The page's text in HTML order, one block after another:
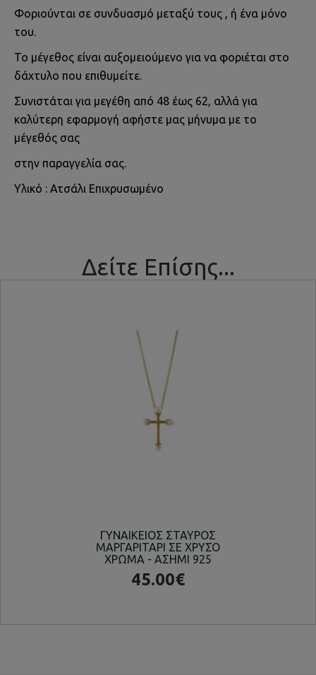
Φοριούνται σε συνδυασμό μεταξύ τους , ή ένα μόνο
του.
Το μέγεθος είναι αυξομειούμενο για να φοριέται στο
δάχτυλο που επιθυμείτε.
Συνιστάται για μεγέθη από 48 έως 62, αλλά για
καλύτερη εφαρμογή αφήστε μας μήνυμα με το
μέγεθός σας
στην παραγγελία σας.
Υλικό : Ατσάλι Επιχρυσωμένο
Δείτε Επίσης...
ΓΥΝΑΙΚΕΙΟΣ ΣΤΑΥΡΟΣ
ΜΑΡΓΑΡΙΤΑΡΙ ΣΕ ΧΡΥΣΟ
ΧΡΩΜΑ - ΑΣΗΜΙ 925
45.00€